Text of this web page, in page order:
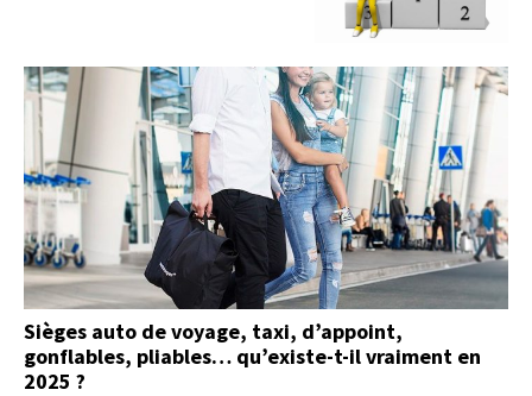
Sièges auto de voyage, taxi, d’appoint,
gonflables, pliables… qu’existe-t-il vraiment en
2025 ?